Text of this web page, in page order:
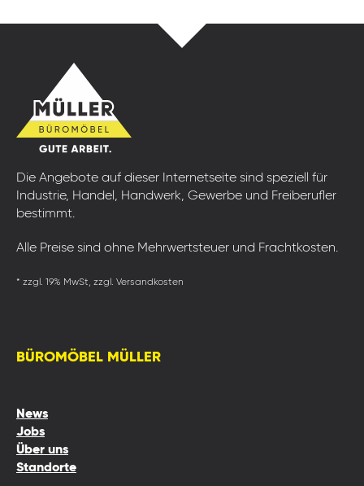
Die Angebote auf dieser Internetseite sind speziell für
Industrie, Handel, Handwerk, Gewerbe und Freiberufler
bestimmt.
Alle Preise sind ohne Mehrwertsteuer und Frachtkosten.
* zzgl. 19% MwSt, zzgl. Versandkosten
BÜROMÖBEL MÜLLER
News
Jobs
Über uns
Standorte